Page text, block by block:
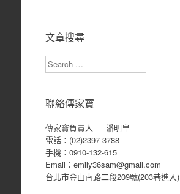
文章搜尋
Search
聯絡傳家寶
傳家寶負責人 ― 潘明皇
電話：(02)2397-3788
手機：0910-132-615
Email：emily36sam@gmail.com
台北市金山南路二段209號(203巷進入)